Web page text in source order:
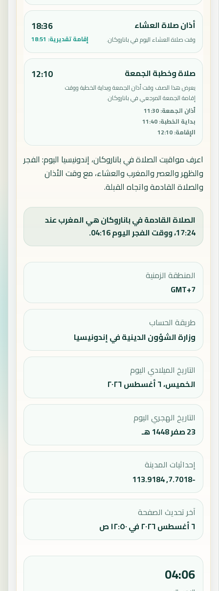
أذان صلاة العشاء
وقت صلاة العشاء اليوم في باناروكان.
18:36
إقامة تقديرية: 18:51
صلاة وخطبة الجمعة
يعرض هذا الصف وقت أذان الجمعة وبداية الخطبة ووقت
إقامة الجمعة المرجعي في باناروكان.
أذان الجمعة:
11:30
بداية الخطبة:
11:40
الإقامة:
12:10
12:10
اعرف مواقيت الصلاة في باناروكان، إندونيسيا اليوم: الفجر
والظهر والعصر والمغرب والعشاء، مع وقت الأذان
والصلاة القادمة واتجاه القبلة.
الصلاة القادمة في باناروكان هي المغرب عند
17:24، ووقت الفجر اليوم 04:16.
المنطقة الزمنية
GMT+7
طريقة الحساب
وزارة الشؤون الدينية في إندونيسيا
التاريخ الميلادي اليوم
الخميس، ٦ أغسطس ٢٠٢٦
التاريخ الهجري اليوم
23 صفر 1448 هـ
إحداثيات المدينة
-7.7018, 113.9184
آخر تحديث الصفحة
٦ أغسطس ٢٠٢٦ في ١٢:٥٠ ص
04:06